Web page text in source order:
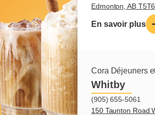
Edmonton, AB
En savoir plus
Cora Déjeuners
Whitby
(905) 655-5061
150 Taunton Road